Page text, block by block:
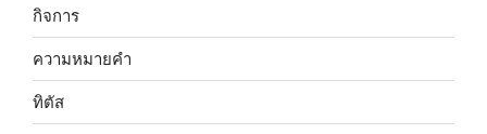
กิจการ
ความหมายคำ
ทิตัส